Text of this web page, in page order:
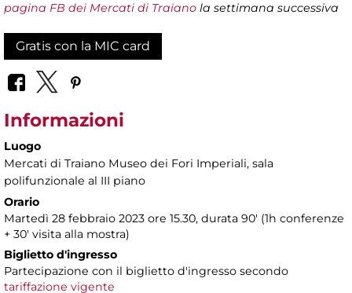
pagina FB dei Mercati di Traiano la settimana successiva
Gratis con la MIC card
Informazioni
Luogo
Mercati di Traiano Museo dei Fori Imperiali, sala
polifunzionale al III piano
Orario
Martedì 28 febbraio 2023 ore 15.30, durata 90' (1h conferenze
+ 30' visita alla mostra)
Biglietto d'ingresso
Partecipazione con il biglietto d'ingresso secondo
tariffazione vigente